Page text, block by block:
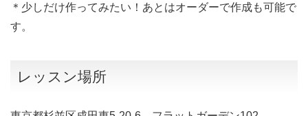
＊少しだけ作ってみたい！あとはオーダーで作成も可能で
す。
レッスン場所